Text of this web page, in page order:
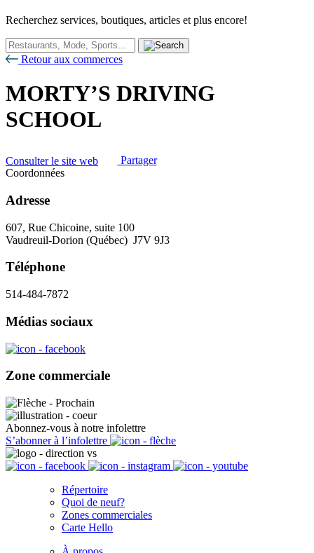
Recherchez services, boutiques, articles et plus encore!
Retour aux commerces
MORTY’S DRIVING
SCHOOL
Consulter le site web
Partager
Coordonnées
Adresse
607, Rue Chicoine, suite 100
Vaudreuil-Dorion (Québec) J7V 9J3
Téléphone
514-484-7872
Médias sociaux
Zone commerciale
Abonnez-vous à notre infolettre
S’abonner à l’infolettre
Répertoire
Quoi de neuf?
Zones commerciales
Carte Hello